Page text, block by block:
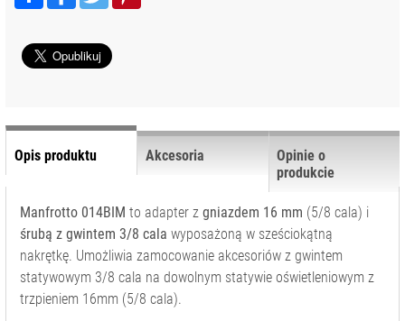
Opis produktu Akcesoria
Opinie o
produkcie
Manfrotto 014BIM to adapter z gniazdem 16 mm (5/8 cala) i
śrubą z gwintem 3/8 cala wyposażoną w sześciokątną
nakrętkę. Umożliwia zamocowanie akcesoriów z gwintem
statywowym 3/8 cala na dowolnym statywie oświetleniowym z
trzpieniem 16mm (5/8 cala).
KLAMRY I
STATYWÓW
PRZEDŁUŻKI
STATYWÓW